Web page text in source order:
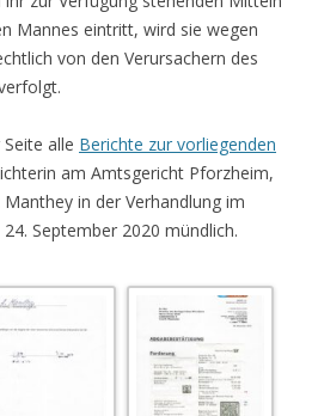
Mannes eintritt, wird sie wegen
von den Verursachern des
alle Berichte zur vorliegenden
am Amtsgericht Pforzheim,
in der Verhandlung im
September 2020 mündlich.